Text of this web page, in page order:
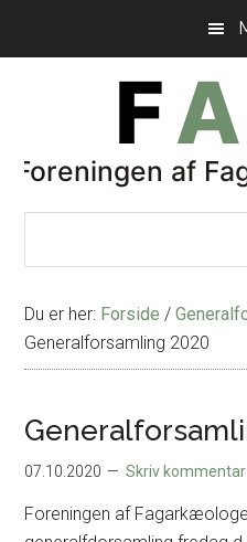
Du er her: Forside /
Generalforsamling 2020
07.10.2020 Skriv kommentar
Foreningen af